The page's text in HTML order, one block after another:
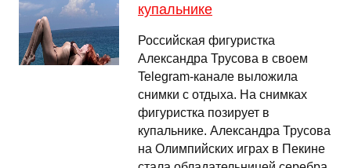
купальнике
Российская фигуристка
Александра Трусова в своем
Telegram-канале выложила
снимки с отдыха. На снимках
фигуристка позирует в
купальнике. Александра Трусова
на Олимпийских играх в Пекине